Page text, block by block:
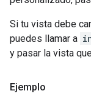
Si tu vista debe
puedes llamar a
y pasar la vista
Ejemplo